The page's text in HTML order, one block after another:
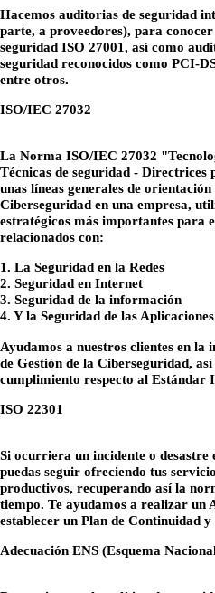
Hacemos auditorias de seguridad
parte, a proveedores), para
seguridad ISO 27001, así como
seguridad reconocidos como PCI-
entre otros.
ISO/IEC 27032
La Norma ISO/IEC 27032
Técnicas de seguridad -
unas líneas generales de
Ciberseguridad en una empresa,
estratégicos más importantes para
relacionados con:
1. La Seguridad en la Redes
2. Seguridad en Internet
3. Seguridad de la información
4. Y la Seguridad de las Aplicaciones
Ayudamos a nuestros clientes en la
de Gestión de la Ciberseguridad,
cumplimiento respecto al Estándar
ISO 22301
Si ocurriera un incidente o
puedas seguir ofreciendo tus
productivos, recuperando así la
tiempo. Te ayudamos a realizar un
establecer un Plan de Continuidad
Adecuación ENS (Esquema